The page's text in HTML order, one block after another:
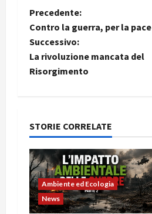
Precedente:
Contro la guerra, per la pace
Successivo:
La rivoluzione mancata del
Risorgimento
STORIE CORRELATE
Ambiente ed Ecologia
News